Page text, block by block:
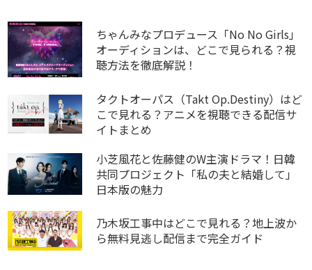
ちゃんみなプロデュース「No No Girls」
オーディションは、どこで見られる？視
聴方法を徹底解説！
タクトオーパス（Takt Op.Destiny）はど
こで見れる？アニメを視聴できる配信サ
イトまとめ
小芝風花と佐藤健のW主演ドラマ！日韓
共同プロジェクト「私の夫と結婚して」
日本版の魅力
乃木坂工事中はどこで見れる？地上波か
ら無料見逃し配信まで完全ガイド